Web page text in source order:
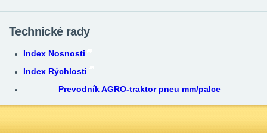
Technické rady
Index Nosnosti
Index Rýchlosti
Prevodník AGRO-traktor pneu mm/palce